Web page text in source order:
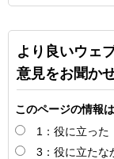
より良いウェ
意見をお聞か
このページの情報
1：役に立った
3：役に立たな